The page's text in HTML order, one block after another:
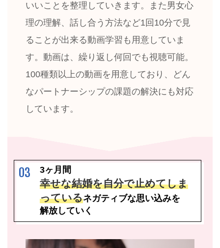
いいことを整理していきます。また男女心
理の理解、話し合う方法など1回10分で見
ることが出来る動画学習も用意していま
す。動画は、繰り返し何回でも視聴可能。
100種類以上の動画を用意しており、どん
なパートナーシップの課題の解決にも対応
しています。
03 3ヶ月間
幸せな結婚を自分で止めてしま
っているネガティブな思い込みを
解放していく